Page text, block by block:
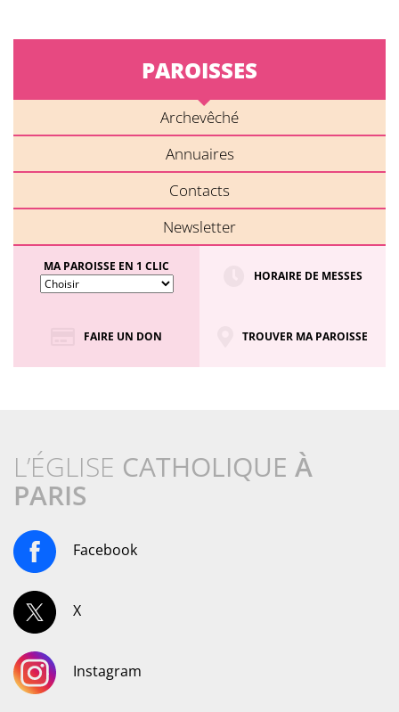
PAROISSES
Archevêché
Annuaires
Contacts
Newsletter
MA PAROISSE EN 1 CLIC
HORAIRE DE MESSES
FAIRE UN DON TROUVER MA PAROISSE
L’ÉGLISE CATHOLIQUE À
PARIS
Facebook
X
Instagram